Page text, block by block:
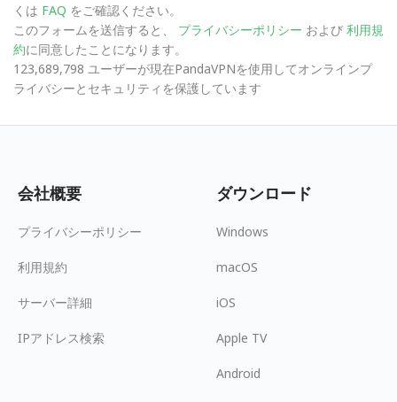
くは FAQ をご確認ください。
このフォームを送信すると、
プライバシーポリシー および 利用規
約に同意したことになります。
123,689,798 ユーザーが現在PandaVPNを使用してオンラインプ
ライバシーとセキュリティを保護しています
会社概要
プライバシーポリシー
利用規約
サーバー詳細
IPアドレス検索
ダウンロード
Windows
macOS
iOS
Apple TV
Android